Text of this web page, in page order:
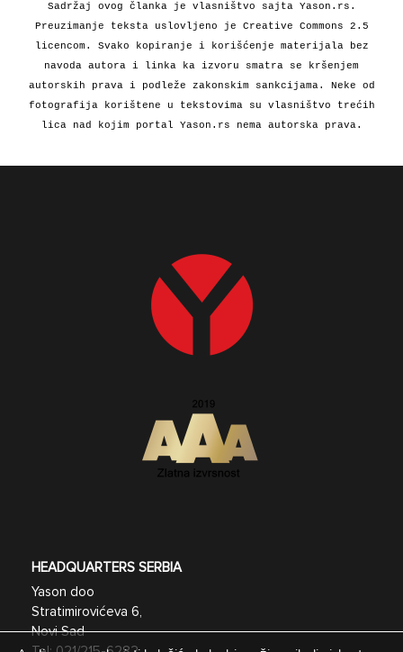
Sadržaj ovog članka je vlasništvo sajta Yason.rs.
Preuzimanje teksta uslovljeno je Creative Commons 2.5
licencom. Svako kopiranje i korišćenje materijala bez
navoda autora i linka ka izvoru smatra se kršenjem
autorskih prava i podleže zakonskim sankcijama. Neke od
fotografija korištene u tekstovima su vlasništvo trećih
lica nad kojim portal Yason.rs nema autorska prava.
HEADQUARTERS SERBIA
Yason doo
Stratimirovićeva 6,
Novi Sad